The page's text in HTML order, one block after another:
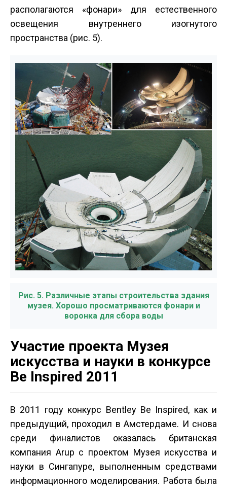
располагаются «фонари» для естественного
освещения внутреннего изогнутого
пространства (рис. 5).
Рис. 5. Различные этапы строительства здания
музея. Хорошо просматриваются фонари и
воронка для сбора воды
Участие проекта Музея
искусства и науки в конкурсе
Be Inspired 2011
В 2011 году конкурс Bentley Be Inspired, как и
предыдущий, проходил в Амстердаме. И снова
среди финалистов оказалась британская
компания Arup с проектом Музея искусства и
науки в Сингапуре, выполненным средствами
информационного моделирования. Работа была